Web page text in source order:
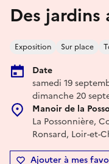
Des
Exposition Sur place
Date
samedi 19
dimanche 20
Manoir de la
La Possonnière,
Ronsard, Loir-et-
Ajouter à mes